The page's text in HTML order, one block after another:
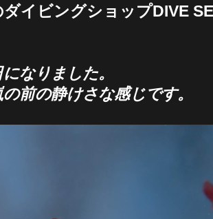
ダイビングショップDIVE
なりました。
前の静けさな感じです。